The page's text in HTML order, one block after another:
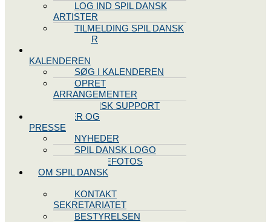
LOG IND SPIL DANSK
ARTISTER
TILMELDING SPIL DANSK
ARTISTER
KALENDEREN
SØG I KALENDEREN
OPRET
ARRANGEMENTER
TEKNISK SUPPORT
NYHEDER OG
PRESSE
NYHEDER
SPIL DANSK LOGO
PRESSEFOTOS
OM SPIL DANSK
KONTAKT
SEKRETARIATET
BESTYRELSEN